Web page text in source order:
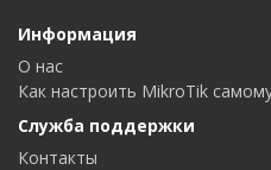
Информация
О нас
Как настроить MikroTik
Служба поддержки
Контакты